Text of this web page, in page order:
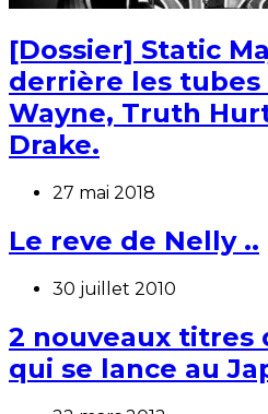
[Dossier] Static
derrière les tubes
Wayne, Truth
Drake.
27 mai 2018
Le reve de Nelly ..
30 juillet 2010
2 nouveaux titres
qui se lance au